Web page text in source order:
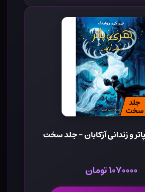
و زندانی آزکابان - جلد سخت
۱۰۷۰۰۰۰ تومان